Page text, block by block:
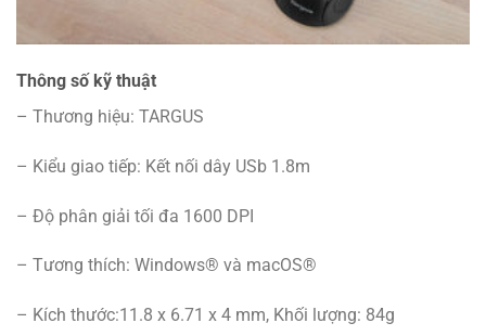
Thông số kỹ thuật
– Thương hiệu: TARGUS
– Kiểu giao tiếp: Kết nối dây USb 1.8m
– Độ phân giải tối đa 1600 DPI
– Tương thích: Windows® và macOS®
– Kích thước:11.8 x 6.71 x 4 mm, Khối lượng: 84g